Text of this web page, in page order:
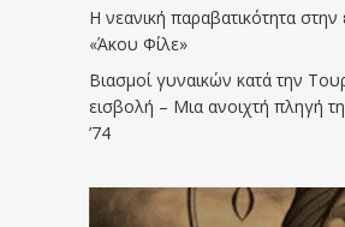
Η νεανική παραβατικότητα
«Άκου Φίλε»
Βιασμοί γυναικών κατά την
εισβολή – Μια ανοιχτή πληγή
’74